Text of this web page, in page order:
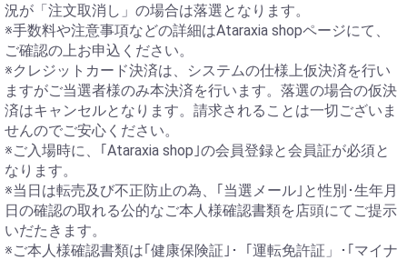
況が「注文取消し」の場合は落選となります。
※手数料や注意事項などの詳細はAtaraxia shopページにて、
ご確認の上お申込ください。
※クレジットカード決済は、システムの仕様上仮決済を行い
ますがご当選者様のみ本決済を行います。落選の場合の仮決
済はキャンセルとなります。請求されることは一切ございま
せんのでご安心ください。
※ご入場時に、｢Ataraxia shop｣の会員登録と会員証が必須と
なります。
※当日は転売及び不正防止の為、｢当選メール｣と性別･生年月
日の確認の取れる公的なご本人様確認書類を店頭にてご提示
いだたきます。
※ご本人様確認書類は｢健康保険証｣･「運転免許証」･｢マイナ